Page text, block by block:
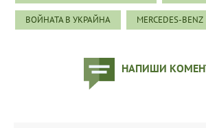
ВОЙНАТА В УКРАЙНА MERCEDES-BENZ
НАПИШИ